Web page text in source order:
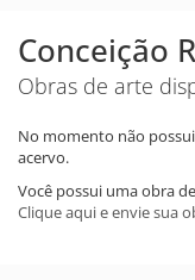
Conceição
Obras de arte
No momento não
acervo.
Você possui uma obra
Clique aqui e envie sua